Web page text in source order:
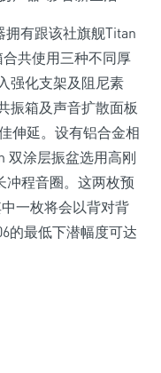
拥有跟该社旗舰Titan
共使用三种不同厚
强化支架及阻尼素
振箱及声音扩散面板
伸延。设有铝合金相
双涂层振盆选用高刚
冲程音圈。这两枚预
一枚将会以背对背
的最低下潜幅度可达